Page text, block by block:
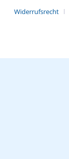
Widerrufsrecht